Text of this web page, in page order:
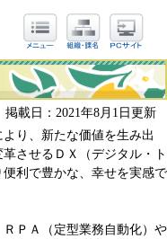
掲載日：2021年8月1日更新
り、新たな価値を生み出
させるＤＸ（デジタル・ト
利で豊かな、幸せを実感で
ＰＡ（定型業務自動化）や